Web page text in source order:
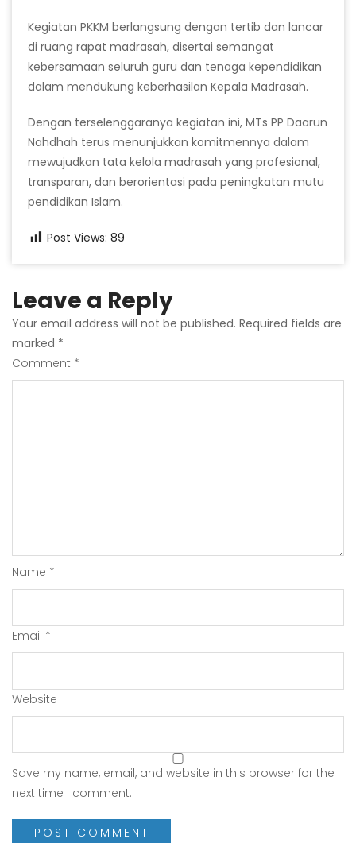
Kegiatan PKKM berlangsung dengan tertib dan lancar
di ruang rapat madrasah, disertai semangat
kebersamaan seluruh guru dan tenaga kependidikan
dalam mendukung keberhasilan Kepala Madrasah.
Dengan terselenggaranya kegiatan ini, MTs PP Daarun
Nahdhah terus menunjukkan komitmennya dalam
mewujudkan tata kelola madrasah yang profesional,
transparan, dan berorientasi pada peningkatan mutu
pendidikan Islam.
Post Views: 89
Leave a Reply
Your email address will not be published. Required fields are
marked *
Comment *
Name *
Email *
Website
Save my name, email, and website in this browser for the
next time I comment.